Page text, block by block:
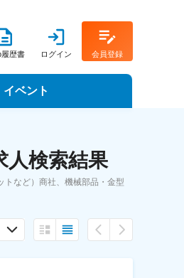
履歴書 ログイン 会員登録
イベント
人検索結果
トなど）商社、機械部品・金型